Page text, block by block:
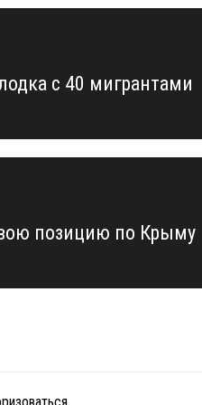
с 40 мигрантами
позицию по Крыму